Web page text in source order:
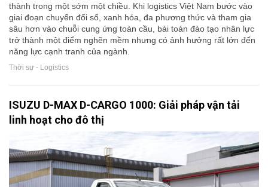
thành trong một sớm một chiều. Khi logistics Việt Nam bước vào
giai đoạn chuyển đổi số, xanh hóa, đa phương thức và tham gia
sâu hơn vào chuỗi cung ứng toàn cầu, bài toán đào tạo nhân lực
trở thành một điểm nghẽn mềm nhưng có ảnh hưởng rất lớn đến
năng lực cạnh tranh của ngành.
Thời sự - Logistics
ISUZU D-MAX D-CARGO 1000: Giải pháp vận tải
linh hoạt cho đô thị